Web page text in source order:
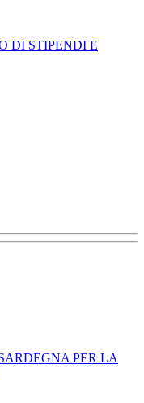
DI STIPENDI E
PER LA